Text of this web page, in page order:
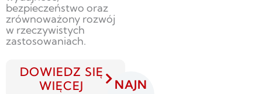
bezpieczeństwo oraz
zrównoważony rozwój
w rzeczywistych
zastosowaniach.
DOWIEDZ SIĘ
WIĘCEJ
NAJN